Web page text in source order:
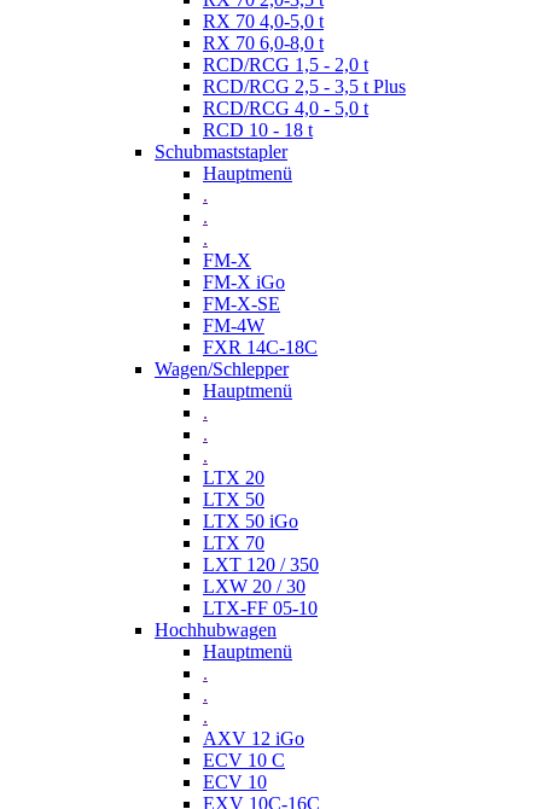
RX 70 4,0-5,0 t
RX 70 6,0-8,0 t
RCD/RCG 1,5 - 2,0 t
RCD/RCG 2,5 - 3,5 t Plus
RCD/RCG 4,0 - 5,0 t
RCD 10 - 18 t
Schubmaststapler
Hauptmenü
.
.
.
FM-X
FM-X iGo
FM-X-SE
FM-4W
FXR 14C-18C
Wagen/Schlepper
Hauptmenü
.
.
.
LTX 20
LTX 50
LTX 50 iGo
LTX 70
LXT 120 / 350
LXW 20 / 30
LTX-FF 05-10
Hochhubwagen
Hauptmenü
.
.
.
AXV 12 iGo
ECV 10 C
ECV 10
EXV 10C-16C